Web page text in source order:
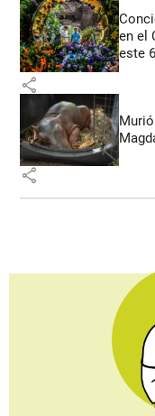
en el
este
share
share